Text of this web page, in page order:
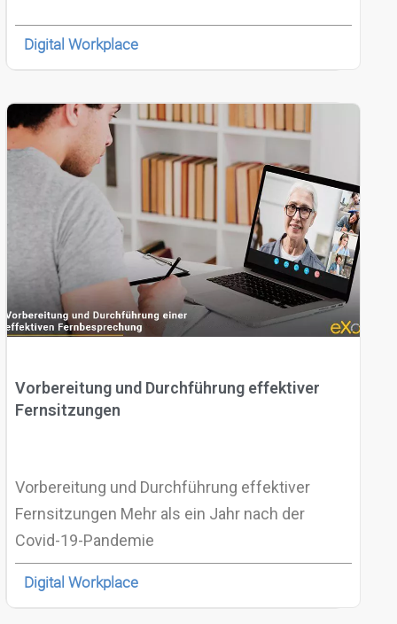
Digital Workplace
Vorbereitung und Durchführung effektiver
Fernsitzungen
Vorbereitung und Durchführung effektiver
Fernsitzungen Mehr als ein Jahr nach der
Covid-19-Pandemie
Digital Workplace